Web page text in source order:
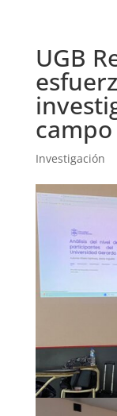
UGB
Investigación